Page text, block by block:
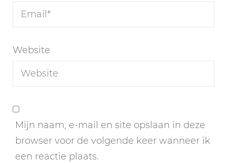
Website
Mijn naam, e-mail en site opslaan in deze
browser voor de volgende keer wanneer ik
een reactie plaats.